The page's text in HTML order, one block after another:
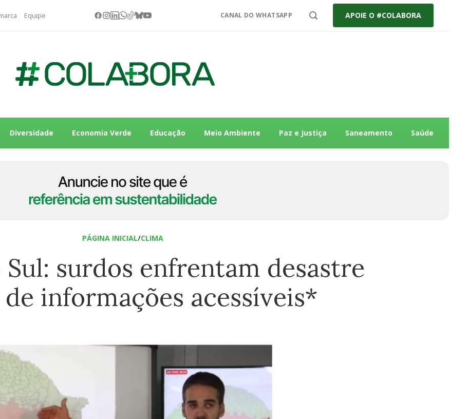
Equipe CANAL DO WHATSAPP APOIE O #COLABORA
Diversidade Economia Verde Educação Meio Ambiente Paz e Justiça Saneamento Saúde
PÁGINA INICIAL/CLIMA
Sul: surdos enfrentam desastre
informações acessíveis*